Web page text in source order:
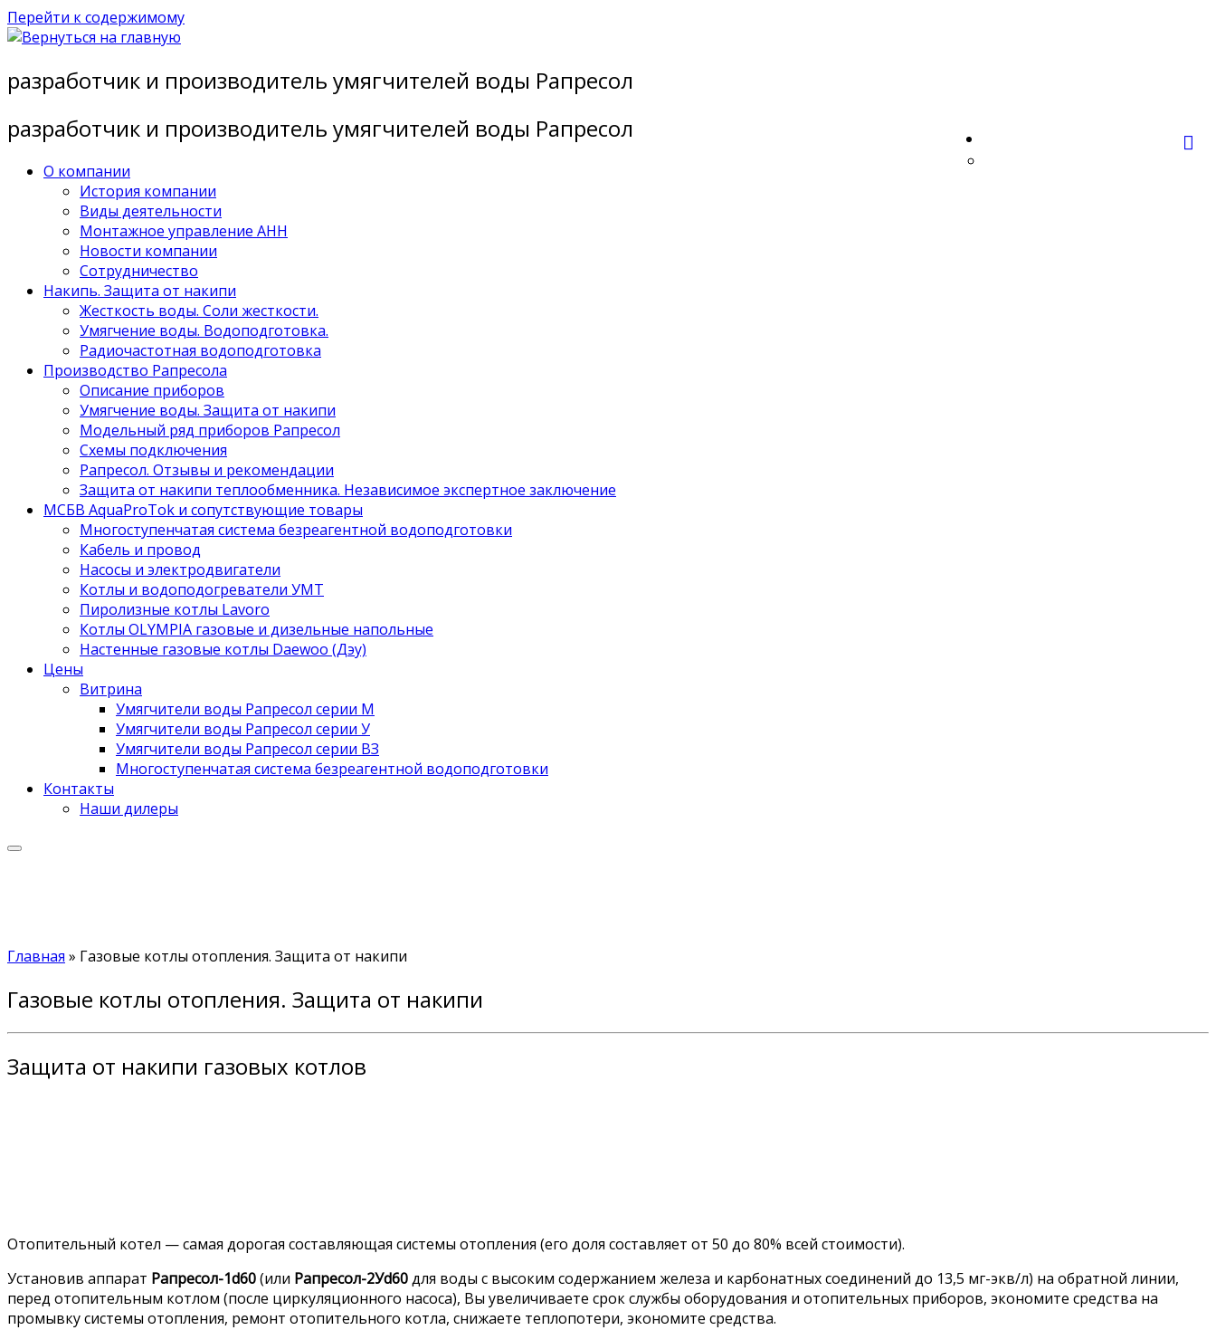
Перейти к содержимому
разработчик и производитель умягчителей воды Рапресол
разработчик и производитель умягчителей воды Рапресол
О компании
История компании
Виды деятельности
Монтажное управление АНН
Новости компании
Сотрудничество
Накипь. Защита от накипи
Жесткость воды. Соли жесткости.
Умягчение воды. Водоподготовка.
Радиочастотная водоподготовка
Производство Рапресола
Описание приборов
Умягчение воды. Защита от накипи
Модельный ряд приборов Рапресол
Схемы подключения
Рапресол. Отзывы и рекомендации
Защита от накипи теплообменника. Независимое экспертное заключение
МСБВ AquaProTok и сопутствующие товары
Многоступенчатая система безреагентной водоподготовки
Кабель и провод
Насосы и электродвигатели
Котлы и водоподогреватели УМТ
Пиролизные котлы Lavoro
Котлы OLYMPIA газовые и дизельные напольные
Настенные газовые котлы Daewoo (Дэу)
Цены
Витрина
Умягчители воды Рапресол серии М
Умягчители воды Рапресол серии У
Умягчители воды Рапресол серии ВЗ
Многоступенчатая система безреагентной водоподготовки
Контакты
Наши дилеры
Главная » Газовые котлы отопления. Защита от накипи
Газовые котлы отопления. Защита от накипи
Защита от накипи газовых котлов
Отопительный котел — самая дорогая составляющая системы отопления (его доля составляет от 50 до 80% всей стоимости).
Установив аппарат Рапресол-1d60(или Рапресол-2Уd60для воды с высоким содержанием железа и карбонатных соединений до 13,5 мг-экв/л) на обратной линии,
перед отопительным котлом (после циркуляционного насоса), Вы увеличиваете срок службы оборудования и отопительных приборов, экономите средства на
промывку системы отопления, ремонт отопительного котла, снижаете теплопотери, экономите средства.